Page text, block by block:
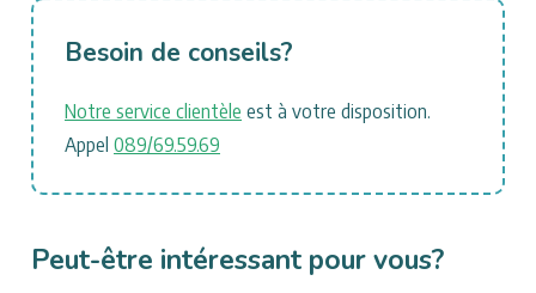
Besoin de conseils?
Notre service clientèle est à votre disposition.
Appel 089/69.59.69
Peut-être intéressant pour vous?